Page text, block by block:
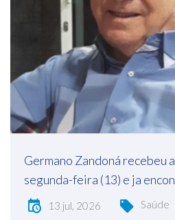
Germano Zandoná recebeu
segunda-feira (13) e ja
13 jul, 2026 Saúde